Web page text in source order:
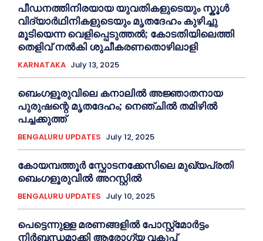
പീഡനത്തിനിരയായ യുവതികളുടെയും സ്കൂൾ
വിദ്യാർഥിനികളുടെയും മൃതദേഹം കുഴിച്ചു
മൂടിയെന്ന വെളിപ്പെടുത്തൽ; കോടതിയിലെത്തി
തെളിവ് നൽകി ശുചീകരണതൊഴിലാളി
KARNATAKA July 13, 2025
ബെംഗളൂരുവിലെ കനാലിൽ അജ്ഞാതനായ
പുരുഷന്റെ മൃതദേഹം; നെഞ്ചിൽ തമിഴിൽ
പച്ചക്കുത്ത്
BENGALURU UPDATES July 12, 2025
കോയമ്പത്തൂർ സ്ഫോടനക്കേസിലെ മുഖ്യപ്രതി
ബെംഗളൂരുവിൽ അറസ്റ്റിൽ
BENGALURU UPDATES July 10, 2025
പെട്ടെന്നുള്ള മരണങ്ങളിൽ പോസ്റ്റ്മോർട്ടം
നിർബന്ധമാക്കി ആരോഗ്യ വകുപ്പ്